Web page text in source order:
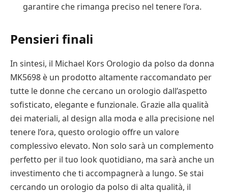
garantire che rimanga preciso nel tenere l’ora.
Pensieri finali
In sintesi, il Michael Kors Orologio da polso da donna
MK5698 è un prodotto altamente raccomandato per
tutte le donne che cercano un orologio dall’aspetto
sofisticato, elegante e funzionale. Grazie alla qualità
dei materiali, al design alla moda e alla precisione nel
tenere l’ora, questo orologio offre un valore
complessivo elevato. Non solo sarà un complemento
perfetto per il tuo look quotidiano, ma sarà anche un
investimento che ti accompagnerà a lungo. Se stai
cercando un orologio da polso di alta qualità, il